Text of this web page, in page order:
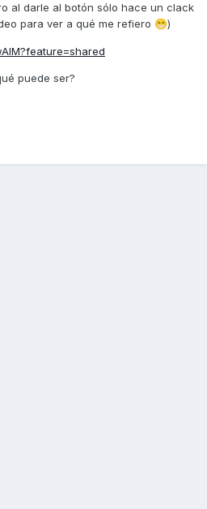
al darle al botón sólo hace un clack
para ver a qué me refiero 😁)
puede ser?